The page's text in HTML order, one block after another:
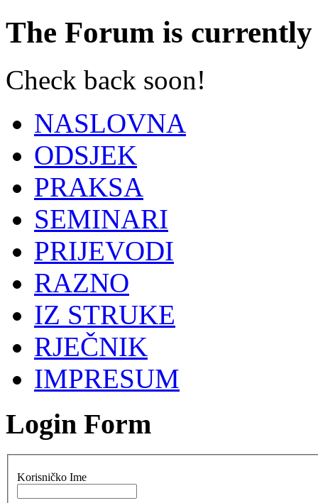
The Forum is
Check back soon!
NASLOVNA
ODSJEK
PRAKSA
SEMINARI
PRIJEVODI
RAZNO
IZ STRUKE
RJEČNIK
IMPRESUM
Login Form
Korisničko Ime